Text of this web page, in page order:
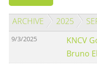
ARCHIVE 2025
9/3/2025
KNCV
Bruno